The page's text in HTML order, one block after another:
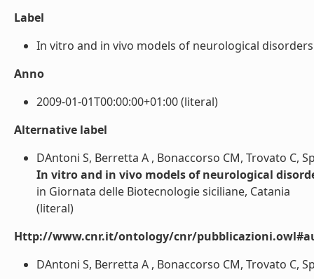
Label
In vitro and in vivo models of neurological
Anno
2009-01-01T00:00:00+01:00 (literal)
Alternative label
DAntoni S, Berretta A , Bonaccorso CM, Trovato C,
In vitro and in vivo models of neurological
in Giornata delle Biotecnologie siciliane, Catania
(literal)
Http://www.cnr.it/ontology/cnr/
DAntoni S, Berretta A , Bonaccorso CM, Trovato C,